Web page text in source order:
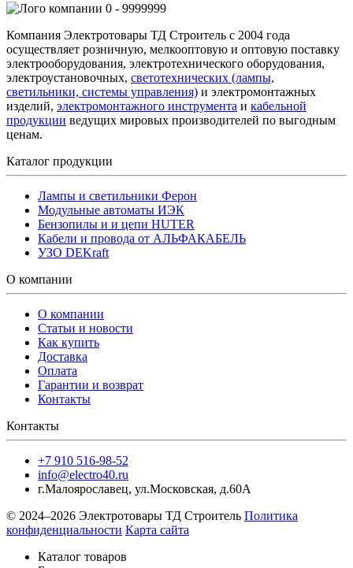
0 - 9999999
Компания Электротовары ТД Строитель с 2004 года
осуществляет розничную, мелкооптовую и оптовую поставку
электрооборудования, электротехнического оборудования,
электроустановочных, светотехнических (лампы,
светильники, системы управления) и электромонтажных
изделий, электромонтажного инструмента и кабельной
продукции ведущих мировых производителей по выгодным
ценам.
Каталог продукции
Лампы и светильники Ферон
Модульные автоматы ИЭК
Бензопилы и и цепи HUTER
Кабели и провода от АЛЬФАКАБЕЛЬ
УЗО DEKraft
О компании
О компании
Статьи и новости
Как купить
Доставка
Оплата
Гарантии и возврат
Контакты
Контакты
+7 910 516-98-52
info@electro40.ru
г.Малоярославец, ул.Московская, д.60А
© 2024–2026 Электротовары ТД Строитель Политика
конфиденциальности Карта сайта
Каталог товаров